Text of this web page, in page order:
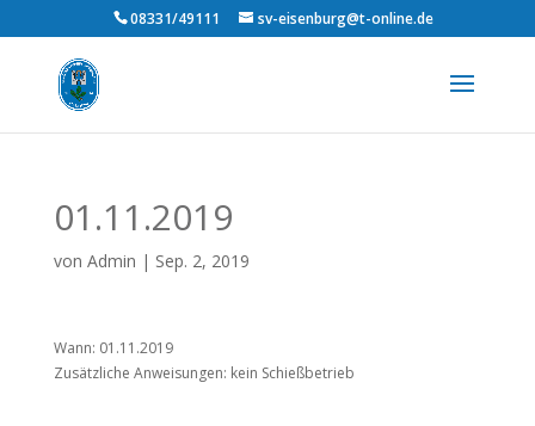
08331/49111 sv-eisenburg@t-online.de
01.11.2019
von Admin | Sep. 2, 2019
Wann: 01.11.2019
Zusätzliche Anweisungen: kein Schießbetrieb